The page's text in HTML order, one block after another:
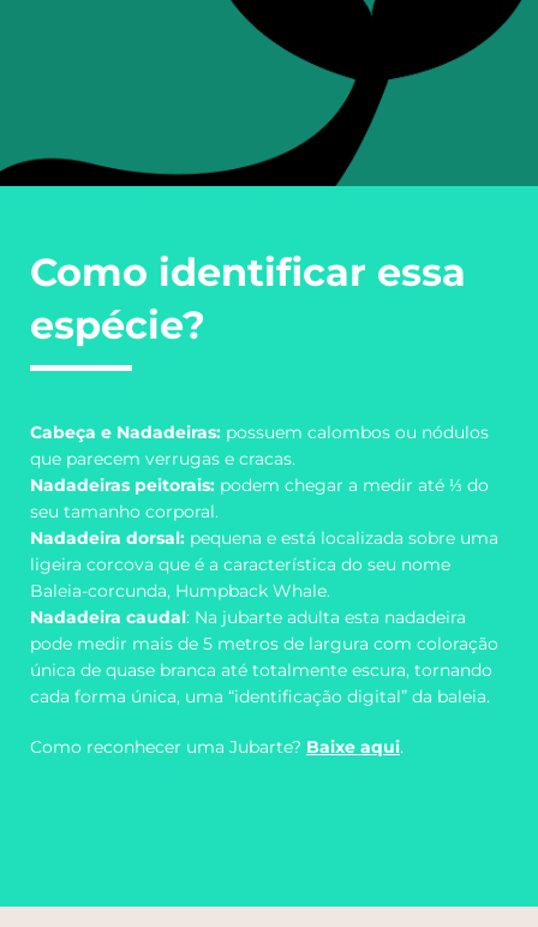
Como identificar essa
espécie?
Cabeça e Nadadeiras: possuem calombos ou nódulos
que parecem verrugas e cracas.
Nadadeiras peitorais: podem chegar a medir até ⅓ do
seu tamanho corporal.
Nadadeira dorsal: pequena e está localizada sobre uma
ligeira corcova que é a característica do seu nome
Baleia-corcunda, Humpback Whale.
Nadadeira caudal: Na jubarte adulta esta nadadeira
pode medir mais de 5 metros de largura com coloração
única de quase branca até totalmente escura, tornando
cada forma única, uma “identificação digital” da baleia.
Como reconhecer uma Jubarte? Baixe aqui.